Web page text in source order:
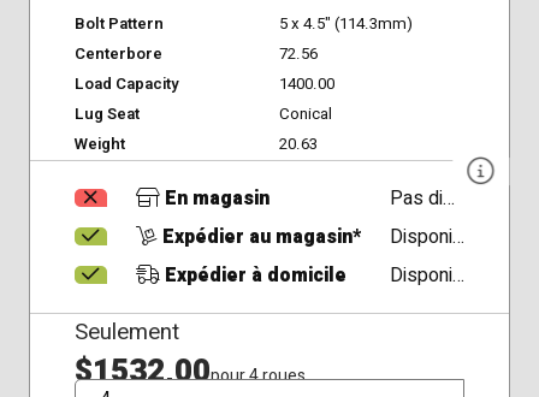
Bolt Pattern
5 x 4.5" (114.3mm)
Centerbore
72.56
Load Capacity
1400.00
Lug Seat
Conical
Weight
20.63
En magasin
Pas disponible
Expédier au magasin*
Disponible
Expédier à domicile
Disponible
Seulement
$1532,00pour 4 roues